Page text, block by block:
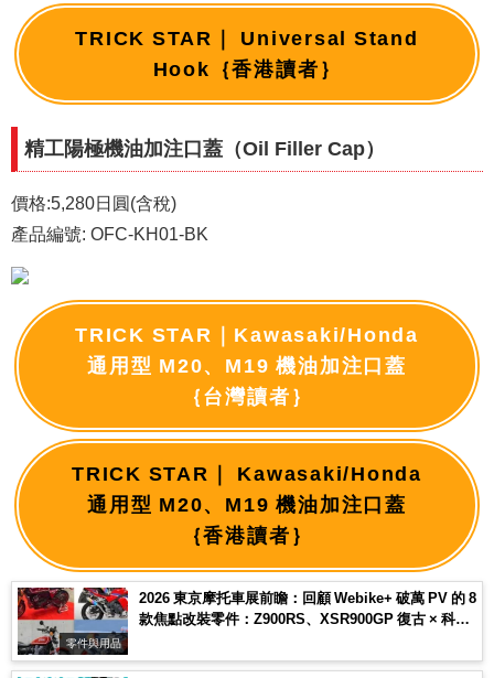
TRICK STAR｜ Universal Stand
Hook｛香港讀者｝
精工陽極機油加注口蓋（Oil Filler Cap）
價格:5,280日圓(含稅)
產品編號: OFC-KH01-BK
TRICK STAR｜Kawasaki/Honda
通用型 M20、M19 機油加注口蓋
｛台灣讀者｝
TRICK STAR｜ Kawasaki/Honda
通用型 M20、M19 機油加注口蓋
｛香港讀者｝
零件與用品
2026 東京摩托車展前瞻：回顧 Webike+ 破萬 PV 的 8
款焦點改裝零件：Z900RS、XSR900GP 復古 × 科技